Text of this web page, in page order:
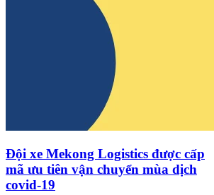
Đội xe Mekong Logistics được cấp
mã ưu tiên vận chuyển mùa dịch
covid-19